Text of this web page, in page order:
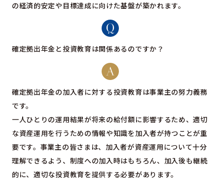
の経済的安定や目標達成に向けた基盤が築かれます。
確定拠出年金と投資教育は関係あるのですか？
確定拠出年金の加入者に対する投資教育は事業主の努力義務
です。
一人ひとりの運用結果が将来の給付額に影響するため、適切
な資産運用を行うための情報や知識を加入者が持つことが重
要です。事業主の皆さまは、加入者が資産運用について十分
理解できるよう、制度への加入時はもちろん、加入後も継続
的に、適切な投資教育を提供する必要があります。